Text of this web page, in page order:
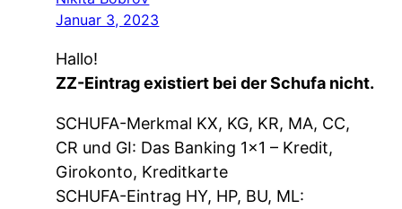
Januar 3, 2023
Hallo!
ZZ-Eintrag existiert bei der Schufa nicht.
SCHUFA-Merkmal KX, KG, KR, MA, CC,
CR und GI: Das Banking 1×1 – Kredit,
Girokonto, Kreditkarte
SCHUFA-Eintrag HY, HP, BU, ML: